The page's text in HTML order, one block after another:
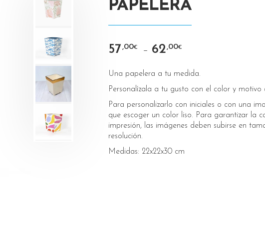
PAPELERA
57 ,00€ – 62,00€
Una papelera a tu medida.
Personalízala a tu gusto con el color y motivo
Para personalizarlo con iniciales o con una
que escoger un color liso. Para garantizar la
impresión, las imágenes deben subirse en
resolución.
Medidas: 22x22x30 cm